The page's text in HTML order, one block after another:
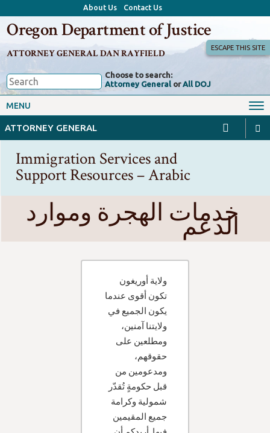
About Us Contact Us
Oregon Department of Justice
ATTORNEY GENERAL DAN RAYFIELD
Choose to search:
Attorney GeneralorAll DOJ
ESCAPE THIS SITE
MENU
ATTORNEY GENERAL
Office of the Attorney General
Civil Rights
Forms, Manuals, Reports &
Rulemaking
Careers
Immigration Services and
Support Resources – Arabic
خدمات الهجرة وموارد
الدعم
ولاية أوريغون
تكون أقوى عندما
يكون الجميع في
ولايتنا آمنين،
ومطلعين على
حقوقهم،
ومدعومين من
قبل حكومةٍ تُقدّر
شمولية وكرامة
جميع المقيمين